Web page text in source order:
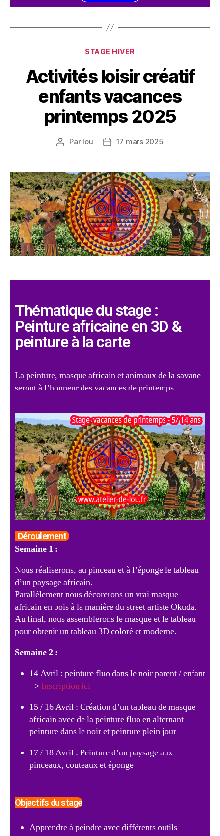
STAGE HIVER
Activités loisir créatif
enfants vacances
printemps 2025
Par lou 17 mars 2025
Thématique du stage :
Peinture africaine en 3D &
peinture à la carte
La peinture, masque africain et animaux de la savane
seront à l’honneur des vacances de printemps.
Déroulement
Semaine 1 :
Nous réaliserons, au pinceau et à l’éponge le tableau
d’un paysage africain.
Parallèlementnous décorerons un vrai masque
africain en bois à la manière du street artiste Okuda.
Au final, nous assemblerons le masque et le tableau
pour obtenir un tableau 3D coloré et moderne.
Semaine 2 :
14 Avril : peinture fluo dans le noir parent / enfant
=> Inscription ici
15 / 16 Avril : Création d’un tableau de masque
africain avec de la peinture fluo en alternant
peinture dans le noir et peinture plein jour
17 / 18 Avril : Peinture d’un paysage aux
pinceaux, couteaux et éponge
Objectifs du stage
Apprendre à peindre avec différents outils